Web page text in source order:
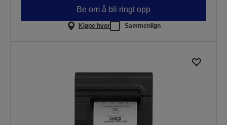
Be om å bli ringt opp
Kjøpe hvor Sammenlign